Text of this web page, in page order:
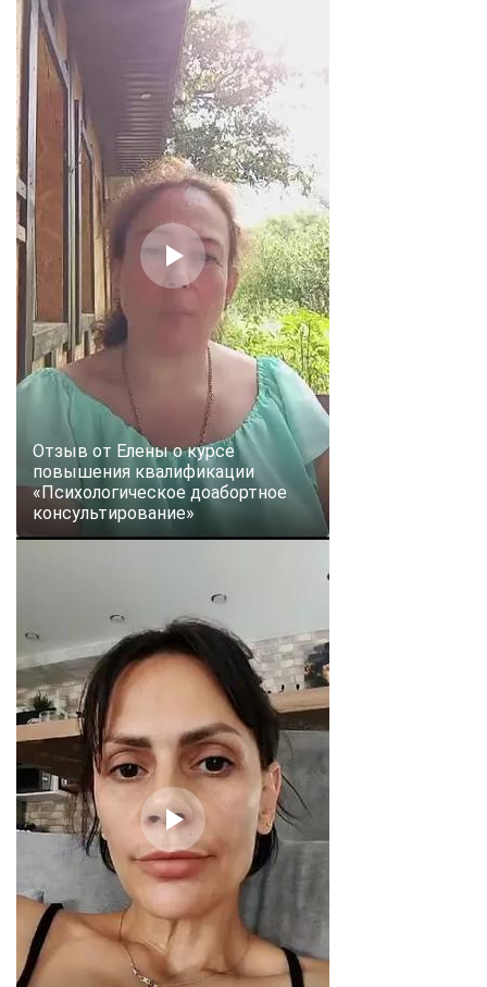
Отзыв от Елены о курсе
повышения квалификации
«Психологическое доабортное
консультирование»